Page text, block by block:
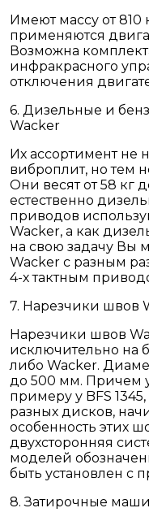
Имеют массу от 810
применяются
Возможна
инфракрасного
отключения
6. Дизельные и
Wacker
Их ассортимент не
виброплит, но тем
Они весят от 58 кг
естественно
приводов
Wacker, а как
на свою задачу Вы
Wacker с разным
4-х тактным
7. Нарезчики швов
Нарезчики швов
исключительно на
либо Wacker.
до 500 мм. Причем
примеру у BFS
разных дисков,
особенность этих
двухсторонняя
моделей
быть установлен с
8. Затирочные